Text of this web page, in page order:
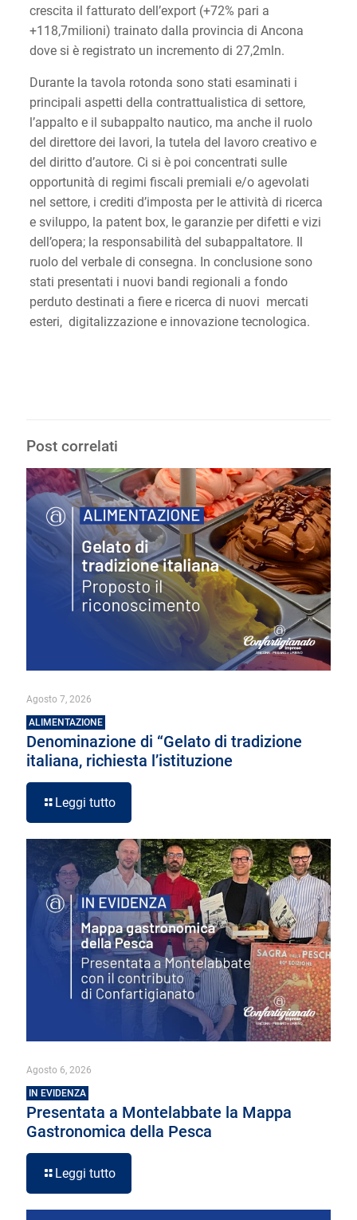
crescita il fatturato dell’export (+72% pari a
+118,7milioni) trainato dalla provincia di Ancona
dove si è registrato un incremento di 27,2mln.
Durante la tavola rotonda sono stati esaminati i
principali aspetti della contrattualistica di settore,
l’appalto e il subappalto nautico, ma anche il ruolo
del direttore dei lavori, la tutela del lavoro creativo e
del diritto d’autore. Ci si è poi concentrati sulle
opportunità di regimi fiscali premiali e/o agevolati
nel settore, i crediti d’imposta per le attività di ricerca
e sviluppo, la patent box, le garanzie per difetti e vizi
dell’opera; la responsabilità del subappaltatore. Il
ruolo del verbale di consegna. In conclusione sono
stati presentati i nuovi bandi regionali a fondo
perduto destinati a fiere e ricerca di nuovi mercati
esteri, digitalizzazione e innovazione tecnologica.
Post correlati
Agosto 7, 2026
ALIMENTAZIONE
Denominazione di “Gelato di tradizione
italiana, richiesta l’istituzione
Leggi tutto
Agosto 6, 2026
IN EVIDENZA
Presentata a Montelabbate la Mappa
Gastronomica della Pesca
Leggi tutto